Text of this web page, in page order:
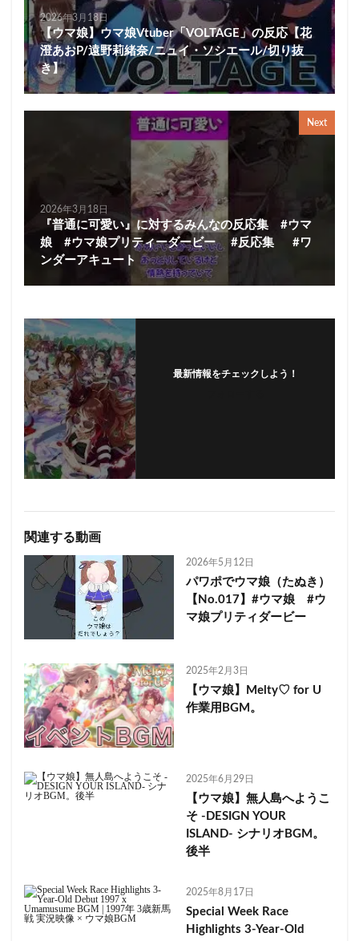
2026年3月18日
【ウマ娘】ウマ娘Vtuber「VOLTAGE」の反応【花
澄あおP/遠野莉緒奈/ニュイ・ソシエール/切り抜
き】
Next
2026年3月18日
『普通に可愛い』に対するみんなの反応集 #ウマ
娘 #ウマ娘プリティーダービー #反応集 #ワ
ンダーアキュート
最新情報をチェックしよう！
関連する動画
2026年5月12日
パワポでウマ娘（たぬき）
【No.017】#ウマ娘 #ウ
マ娘プリティダービー
2025年2月3日
【ウマ娘】Melty♡ for U
作業用BGM。
2025年6月29日
【ウマ娘】無人島へようこ
そ -DESIGN YOUR
ISLAND- シナリオBGM。
後半
2025年8月17日
Special Week Race
Highlights 3-Year-Old